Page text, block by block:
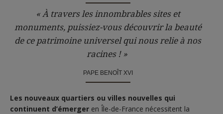
« À travers les innombrables sites et
monuments, puissiez-vous découvrir la beauté
de ce patrimoine universel qui nous relie à nos
racines ! »
PAPE BENOÎT XVI
Les nouveaux quartiers ou villes nouvelles qui
continuent d’émerger en Île-de-France nécessitent la